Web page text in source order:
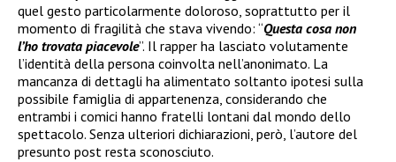
quel gesto particolarmente doloroso, soprattutto per il
momento di fragilità che stava vivendo: “Questa cosa non
l’ho trovata piacevole”. Il rapper ha lasciato volutamente
l’identità della persona coinvolta nell’anonimato. La
mancanza di dettagli ha alimentato soltanto ipotesi sulla
possibile famiglia di appartenenza, considerando che
entrambi i comici hanno fratelli lontani dal mondo dello
spettacolo. Senza ulteriori dichiarazioni, però, l’autore del
presunto post resta sconosciuto.